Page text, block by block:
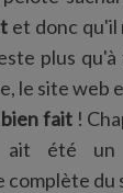
et donc qu'il
plus
le site web
fait!
ait été un
complète du